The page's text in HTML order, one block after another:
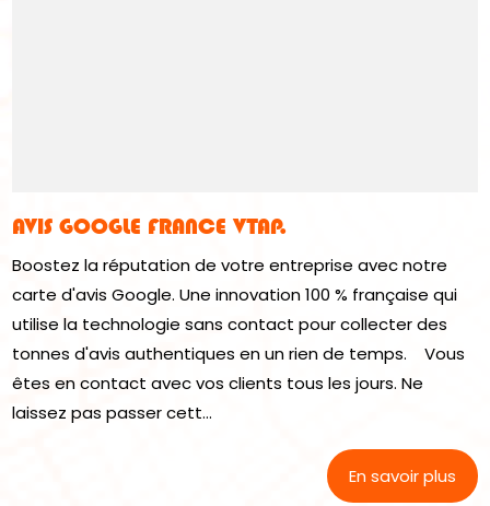
AVIS GOOGLE FRANCE VTAP.
Boostez la réputation de votre entreprise avec notre
carte d'avis Google. Une innovation 100 % française qui
utilise la technologie sans contact pour collecter des
tonnes d'avis authentiques en un rien de temps. Vous
êtes en contact avec vos clients tous les jours. Ne
laissez pas passer cett...
En savoir plus